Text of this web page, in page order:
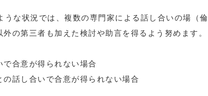
うな状況では、複数の専門家による話し合いの場（
の第三者も加えた検討や助言を得るよう努めます。
合意が得られない場合
話し合いで合意が得られない場合